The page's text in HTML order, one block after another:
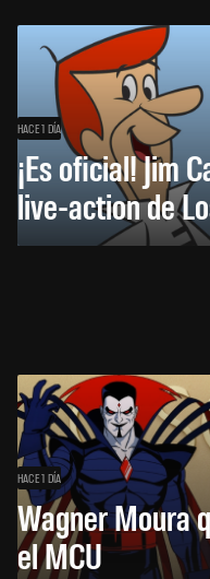
HACE 1 DÍA
¡Es oficial! Jim
live-action de
HACE 1 DÍA
Wagner Moura
el MCU